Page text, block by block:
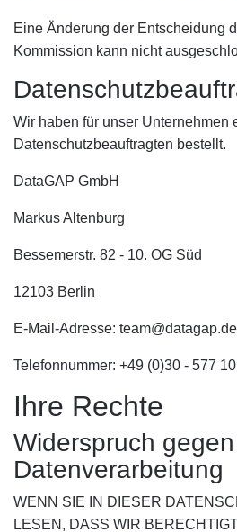
Eine Änderung der Entscheidung
Kommission kann nicht
Wir haben für unser Unternehmen
Datenschutzbeauftragten bestellt.
DataGAP GmbH
Markus Altenburg
Bessemerstr. 82 - 10. OG Süd
12103 Berlin
E-Mail-Adresse: team@datagap.de
Telefonnummer: +49 (0)30 - 577
Ihre Rechte
Widerspruch
Datenverarbeitung
WENN SIE IN DIESER
LESEN, DASS WIR